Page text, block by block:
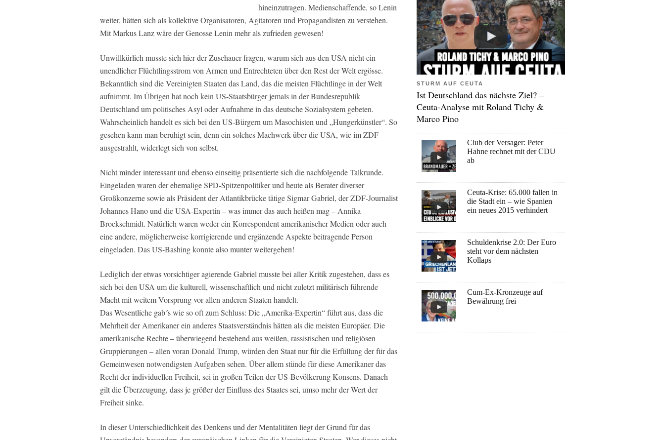
hineinzutragen. Medienschaffende, so Lenin
weiter, hätten sich als kollektive Organisatoren, Agitatoren und Propagandisten zu verstehen.
Mit Markus Lanz wäre der Genosse Lenin mehr als zufrieden gewesen!
Unwillkürlich musste sich hier der Zuschauer fragen, warum sich aus den USA nicht ein
unendlicher Flüchtlingsstrom von Armen und Entrechteten über den Rest der Welt ergösse.
Bekanntlich sind die Vereinigten Staaten das Land, das die meisten Flüchtlinge in der Welt
aufnimmt. Im Übrigen hat noch kein US-Staatsbürger jemals in der Bundesrepublik
Deutschland um politisches Asyl oder Aufnahme in das deutsche Sozialsystem gebeten.
Wahrscheinlich handelt es sich bei den US-Bürgern um Masochisten und „Hungerkünstler“. So
gesehen kann man beruhigt sein, denn ein solches Machwerk über die USA, wie im ZDF
ausgestrahlt, widerlegt sich von selbst.
Nicht minder interessant und ebenso einseitig präsentierte sich die nachfolgende Talkrunde.
Eingeladen waren der ehemalige SPD-Spitzenpolitiker und heute als Berater diverser
Großkonzerne sowie als Präsident der Atlantikbrücke tätige Sigmar Gabriel, der ZDF-Journalist
Johannes Hano und die USA-Expertin – was immer das auch heißen mag – Annika
Brockschmidt. Natürlich waren weder ein Korrespondent amerikanischer Medien oder auch
eine andere, möglicherweise korrigierende und ergänzende Aspekte beitragende Person
eingeladen. Das US-Bashing konnte also munter weitergehen!
Lediglich der etwas vorsichtiger agierende Gabriel musste bei aller Kritik zugestehen, dass es
sich bei den USA um die kulturell, wissenschaftlich und nicht zuletzt militärisch führende
Macht mit weitem Vorsprung vor allen anderen Staaten handelt.
Das Wesentliche gab´s wie so oft zum Schluss: Die „Amerika-Expertin“ führt aus, dass die
Mehrheit der Amerikaner ein anderes Staatsverständnis hätten als die meisten Europäer. Die
amerikanische Rechte – überwiegend bestehend aus weißen, rassistischen und religiösen
Gruppierungen – allen voran Donald Trump, würden den Staat nur für die Erfüllung der für das
Gemeinwesen notwendigsten Aufgaben sehen. Über allem stünde für diese Amerikaner das
Recht der individuellen Freiheit, sei in großen Teilen der US-Bevölkerung Konsens. Danach
gilt die Überzeugung, dass je größer der Einfluss des Staates sei, umso mehr der Wert der
Freiheit sinke.
In dieser Unterschiedlichkeit des Denkens und der Mentalitäten liegt der Grund für das
STURM AUF CEUTA
Ist Deutschland das nächste Ziel? –
Ceuta-Analyse mit Roland Tichy &
Marco Pino
Club der Versager: Peter
Hahne rechnet mit der CDU
ab
Ceuta-Krise: 65.000 fallen in
die Stadt ein – wie Spanien
ein neues 2015 verhindert
Schuldenkrise 2.0: Der Euro
steht vor dem nächsten
Kollaps
Cum-Ex-Kronzeuge auf
Bewährung frei